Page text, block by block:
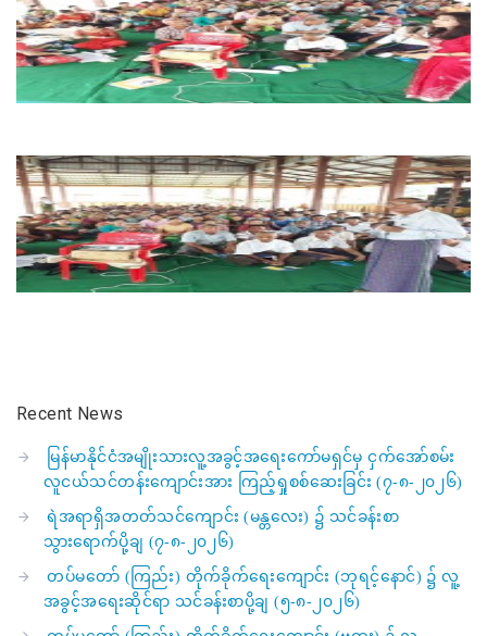
Recent News
မြန်မာနိုင်ငံအမျိုးသားလူ့အခွင့်အရေးကော်မရှင်မှ ငှက်အော်စမ်း
လူငယ်သင်တန်းကျောင်းအား ကြည့်ရှုစစ်ဆေးခြင်း (၇-၈-၂၀၂၆)
ရဲအရာရှိအတတ်သင်ကျောင်း (မန္တလေး) ၌ သင်ခန်းစာ
သွားရောက်ပို့ချ (၇-၈-၂၀၂၆)
တပ်မတော် (ကြည်း) တိုက်ခိုက်ရေးကျောင်း (ဘုရင့်နောင်) ၌ လူ့
အခွင့်အရေးဆိုင်ရာ သင်ခန်းစာပို့ချ (၅-၈-၂၀၂၆)